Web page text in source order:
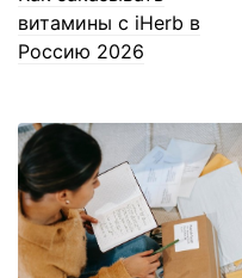
витамины с iHerb в
Россию 2026